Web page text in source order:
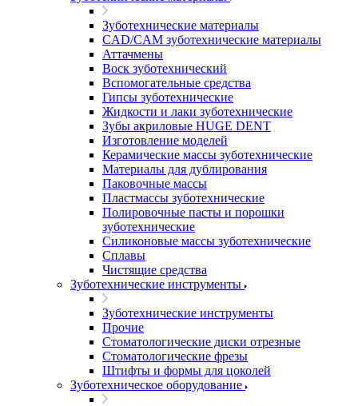
Зуботехнические материалы
CAD/CAM зуботехнические материалы
Аттачмены
Воск зуботехнический
Вспомогательные средства
Гипсы зуботехнические
Жидкости и лаки зуботехнические
Зубы акриловые HUGE DENT
Изготовление моделей
Керамические массы зуботехнические
Материалы для дублирования
Паковочные массы
Пластмассы зуботехнические
Полировочные пасты и порошки
зуботехнические
Силиконовые массы зуботехнические
Сплавы
Чистящие средства
Зуботехнические инструменты
Зуботехнические инструменты
Прочие
Стоматологические диски отрезные
Стоматологические фрезы
Штифты и формы для цоколей
Зуботехническое оборудование